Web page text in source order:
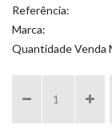
Referência:
Marca:
Quantidade Venda